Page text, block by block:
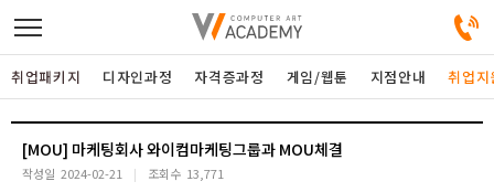
디자인정규과정
취업패키지 디자인과정 자격증과정 게임/웹툰 지점안내 취업
[MOU] 마케팅회사 와이컴마케팅그룹과 MOU체결
작성일 2024-02-21 조회수 13,771